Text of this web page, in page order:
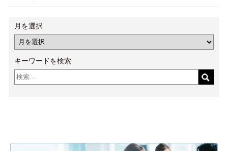
月を選択
キーワードを検索